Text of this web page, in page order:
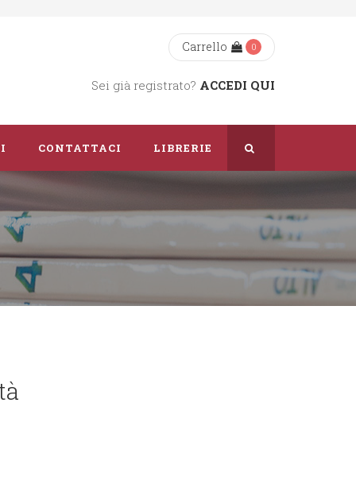
Carrello 0
Sei già registrato? ACCEDI QUI
CONTATTACI
Dove Siamo
LIBRERIE